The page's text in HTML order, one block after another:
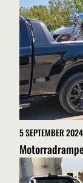
5 SEPTEMBER 2024